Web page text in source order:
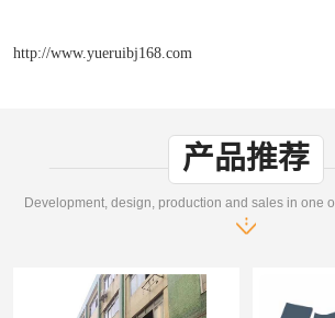
http://www.yueruibj168.com
产品推荐